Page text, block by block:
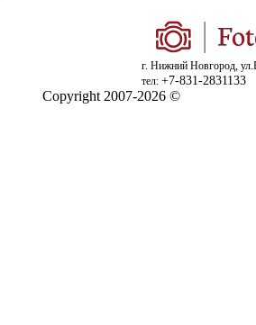
г. Нижний Новгород,
тел: +7-831-2831133
Copyright 2007-2026 ©